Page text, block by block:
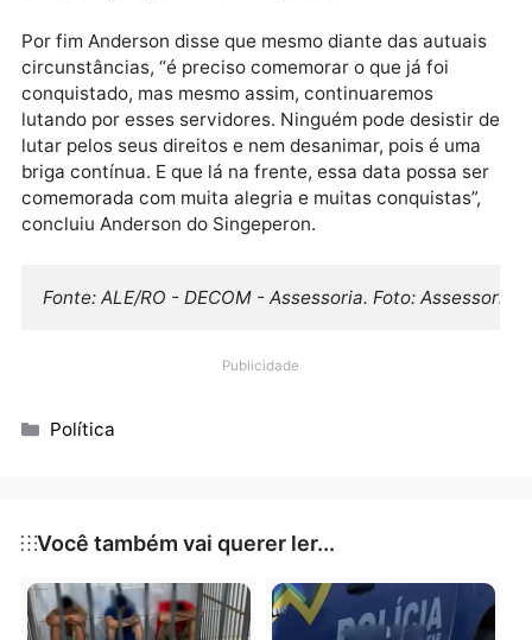
“Para isso estamos fazendo uma gestão junto ao
governo e apoiando o sindicato através de
recebidas, devidamente apuradas e esclarecidas.
Procuramos mostrar para a sociedade a atuação dos
nossos agentes de forma heróica dentro das
prisionais”, informou.
Presídio Ênio Pinheiro, controlados por agentes
reconhecimento do governo do Estado, mas mesmo
cumprimento do dever e merecem respeito e
circunstâncias, “é preciso comemorar o que já foi
conquistado, mas mesmo assim, continuaremos
lutando por esses servidores. Ninguém pode desistir
lutar pelos seus direitos e nem desanimar, pois é